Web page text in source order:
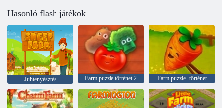
Hasonló flash játékok
Juhtenyésztés Farm puzzle történet 2 Farm puzzle -történet